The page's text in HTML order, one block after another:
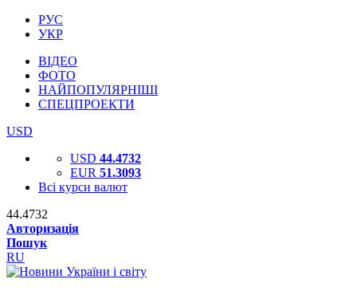
РУС
УКР
ВІДЕО
ФОТО
НАЙПОПУЛЯРНІШІ
СПЕЦПРОЕКТИ
USD
USD 44.4732
EUR 51.3093
Всі курси валют
44.4732
Авторизація
Пошук
RU